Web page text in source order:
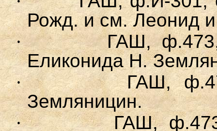
Рожд. и см. Леонид
·
ГАШ,
Еликонида Н.
·
ГАШ,
Земляницин.
·
ГАШ,